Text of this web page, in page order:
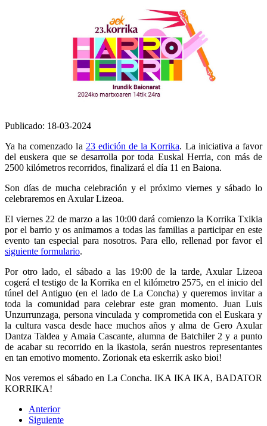
Publicado: 18-03-2024
Ya ha comenzado la 23 edición de la Korrika. La iniciativa a favor
del euskera que se desarrolla por toda Euskal Herria, con más de
2500 kilómetros recorridos, finalizará el día 11 en Baiona.
Son días de mucha celebración y el próximo viernes y sábado lo
celebraremos en Axular Lizeoa.
El viernes 22 de marzo a las 10:00 dará comienzo la Korrika Txikia
por el barrio y os animamos a todas las familias a participar en este
evento tan especial para nosotros. Para ello, rellenad por favor el
siguiente formulario.
Por otro lado, el sábado a las 19:00 de la tarde, Axular Lizeoa
cogerá el testigo de la Korrika en el kilómetro 2575, en el inicio del
túnel del Antiguo (en el lado de La Concha) y queremos invitar a
toda la comunidad para celebrar este gran momento. Juan Luis
Unzurrunzaga, persona vinculada y comprometida con el Euskara y
la cultura vasca desde hace muchos años y alma de Gero Axular
Dantza Taldea y Amaia Cascante, alumna de Batchiler 2 y a punto
de acabar su recorrido en la ikastola, serán nuestros representantes
en tan emotivo momento. Zorionak eta eskerrik asko bioi!
Nos veremos el sábado en La Concha. IKA IKA IKA, BADATOR
KORRIKA!
Anterior
Siguiente